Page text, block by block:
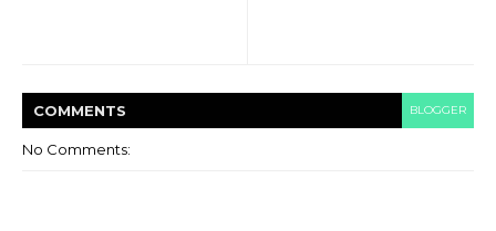
COMMENTS BLOGGER
No Comments: